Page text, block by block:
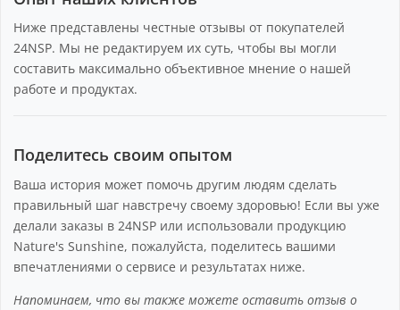
Ниже представлены честные отзывы от покупателей
24NSP. Мы не редактируем их суть, чтобы вы могли
составить максимально объективное мнение о нашей
работе и продуктах.
Поделитесь своим опытом
Ваша история может помочь другим людям сделать
правильный шаг навстречу своему здоровью! Если вы уже
делали заказы в 24NSP или использовали продукцию
Nature's Sunshine, пожалуйста, поделитесь вашими
впечатлениями о сервисе и результатах ниже.
Напоминаем, что вы также можете оставить отзыв о